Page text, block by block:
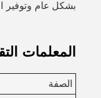
بشكل عام وتوفير
المعلمات
الصفة